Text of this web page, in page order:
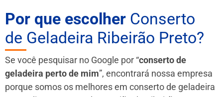
Por que escolher Conserto
de Geladeira Ribeirão Preto?
Se você pesquisar no Google por “conserto de
geladeira perto de mim”, encontrará nossa empresa
porque somos os melhores em conserto de geladeira